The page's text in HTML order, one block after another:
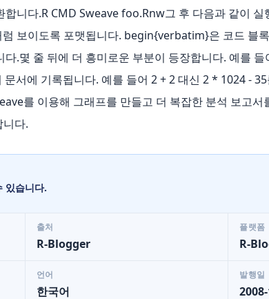
합니다.R CMD Sweave foo.Rnw그 후 다음과 같이
보이도록 포맷됩니다. begin{verbatim}은 코드 블
.몇 줄 뒤에 더 흥미로운 부분이 등장합니다. 예를
서에 기록됩니다. 예를 들어 2 + 2 대신 2 * 1024 -
를 이용해 그래프를 만들고 더 복잡한 분석 보고
다.
있습니다.
출처
R-Blogger
플랫폼
R-
언어
한국어
발행일